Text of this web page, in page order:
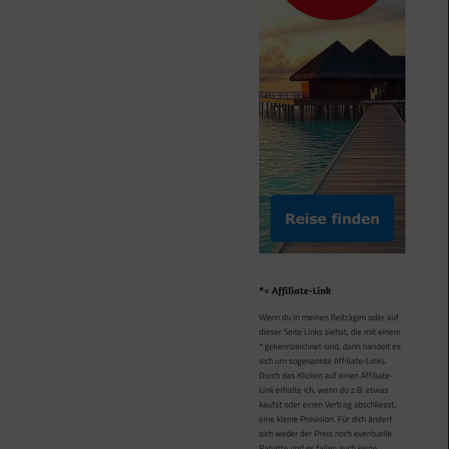
*= Affiliate-Link
Wenn du in meinen Beiträgen oder auf
dieser Seite Links siehst, die mit einem
* gekennzeichnet sind, dann handelt es
sich um sogenannte Affiliate-Links.
Durch das Klicken auf einen Affiliate-
Link erhalte ich, wenn du z.B. etwas
kaufst oder einen Vertrag abschliesst,
eine kleine Provision. Für dich ändert
sich weder der Preis noch eventuelle